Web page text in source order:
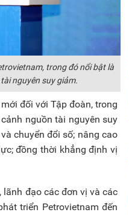
trong đó nổi bật là
nguyên suy giảm.
đối với Tập đoàn, trong
nguồn tài nguyên suy
chuyển đổi số; nâng cao
đồng thời khẳng định vị
lãnh đạo các đơn vị và các
triển Petrovietnam đến